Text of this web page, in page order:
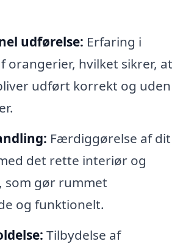
udførelse: Erfaring i
orangerier, hvilket sikrer, at
udført korrekt og uden
Færdiggørelse af dit
det rette interiør og
som gør rummet
og funktionelt.
Tilbydelse af